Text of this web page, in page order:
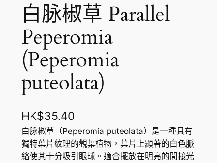
白脉椒草 Parallel
Peperomia
(Peperomia
puteolata)
HK$35.40
白脉椒草（Peperomia puteolata）是一種具有
獨特葉片紋理的觀葉植物，葉片上顯著的白色脈
絡使其十分吸引眼球。適合擺放在明亮的間接光